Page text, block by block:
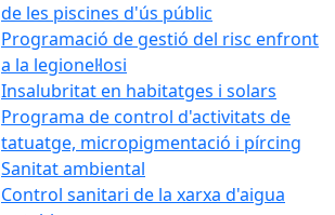
de les piscines d'ús públic
Programació de gestió del risc enfront
a la legionel·losi
Insalubritat en habitatges i solars
Programa de control d'activitats de
tatuatge, micropigmentació i pírcing
Sanitat ambiental
Control sanitari de la xarxa d'aigua